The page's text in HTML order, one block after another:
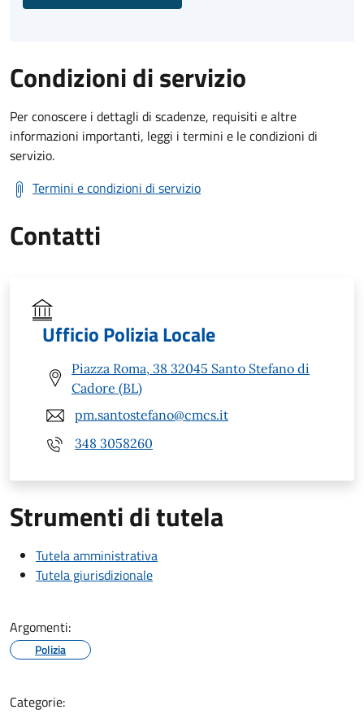
Condizioni di servizio
Per conoscere i dettagli di scadenze, requisiti e altre
informazioni importanti, leggi i termini e le condizioni di
servizio.
Termini e condizioni di servizio
Contatti
Ufficio Polizia Locale
Piazza Roma, 38 32045 Santo Stefano di
Cadore (BL)
pm.santostefano@cmcs.it
348 3058260
Strumenti di tutela
Tutela amministrativa
Tutela giurisdizionale
Argomenti:
Polizia
Categorie: